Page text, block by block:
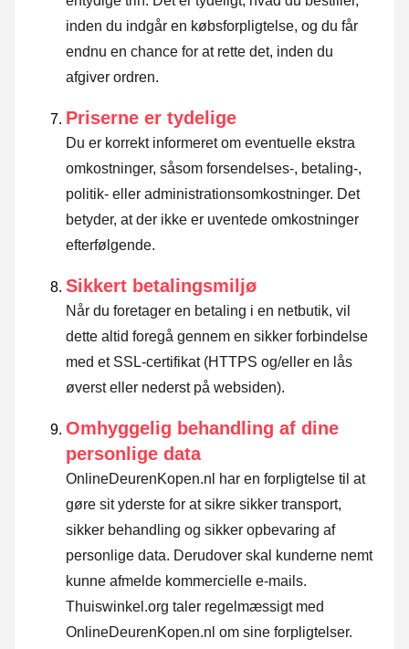
inden du indgår en købsforpligtelse, og du får
endnu en chance for at rette det, inden du
afgiver ordren.
Priserne er tydelige
Du er korrekt informeret om eventuelle ekstra
omkostninger, såsom forsendelses-, betaling-,
politik- eller administrationsomkostninger. Det
betyder, at der ikke er uventede omkostninger
efterfølgende.
Sikkert betalingsmiljø
Når du foretager en betaling i en netbutik, vil
dette altid foregå gennem en sikker forbindelse
med et SSL-certifikat (HTTPS og/eller en lås
øverst eller nederst på websiden).
Omhyggelig behandling af dine
personlige data
OnlineDeurenKopen.nl har en forpligtelse til at
gøre sit yderste for at sikre sikker transport,
sikker behandling og sikker opbevaring af
personlige data. Derudover skal kunderne nemt
kunne afmelde kommercielle e-mails.
Thuiswinkel.org taler regelmæssigt med
OnlineDeurenKopen.nl om sine forpligtelser.